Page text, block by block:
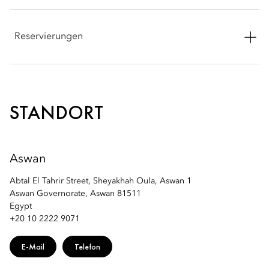
1, Aswan Governorate 81511, Egypt
Reservierungen
STANDORT
Aswan
Abtal El Tahrir Street, Sheyakhah Oula, Aswan 1
Aswan Governorate, Aswan 81511
Egypt
+20 10 2222 9071
E-Mail Telefon